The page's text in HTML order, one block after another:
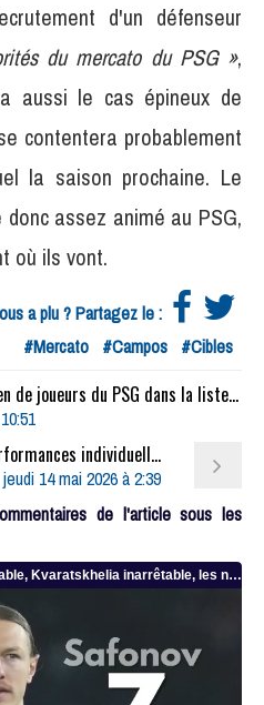
d'un défenseur
du mercato du PSG »,
aussi le cas épineux de
contentera probablement
la saison prochaine. Le
assez animé au PSG,
où ils vont.
a plu ? Partagez le :
#Mercato #Campos #Cibles
Sélections : Combien de joueurs du PSG dans la liste de l'équipe de France pour la Coupe du monde ?
Match : Lens/PSG (0-2), les performances individuelles
jeudi 14 mai 2026 à 2:39
de l'article sous les